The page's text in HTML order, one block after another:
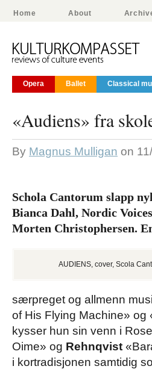
Home About
Opera Ballet Classical
«Audiens» fra
By Magnus Mulligan on
Schola Cantorum slapp
Bianca Dahl, Nordic
Morten Christophersen.
AUDIENS, cover, Scola
særpreget og allmenn
of His Flying Machine» og
kysser hun sin venn i
Oime» og Rehnqvist
i kortradisjonen samtidig